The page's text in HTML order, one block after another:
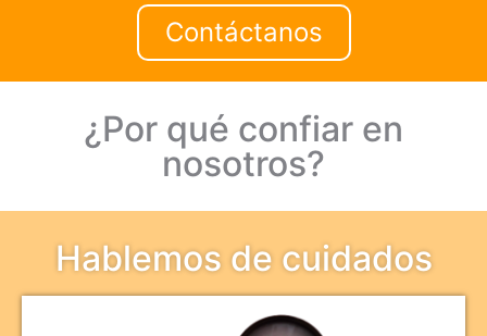
Contáctanos
¿Por qué confiar en
nosotros?
Hablemos de cuidados